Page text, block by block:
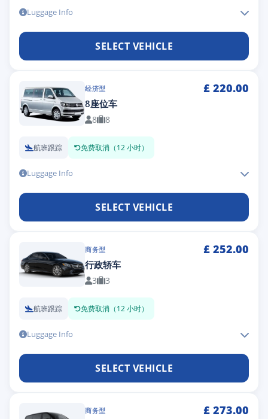
Luggage Info
SELECT VEHICLE
经济型 £ 220.00
8座位车
8 8
航班跟踪 免费取消（12 小时）
Luggage Info
SELECT VEHICLE
商务型 £ 252.00
行政轿车
3 3
航班跟踪 免费取消（12 小时）
Luggage Info
SELECT VEHICLE
商务型 £ 273.00